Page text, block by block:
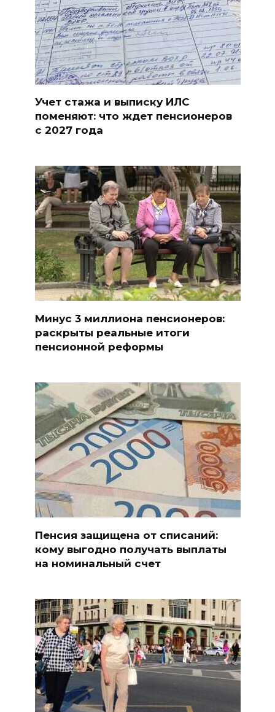
Учет стажа и выписку ИЛС
поменяют: что ждет пенсионеров
с 2027 года
Минус 3 миллиона пенсионеров:
раскрыты реальные итоги
пенсионной реформы
Пенсия защищена от списаний:
кому выгодно получать выплаты
на номинальный счет